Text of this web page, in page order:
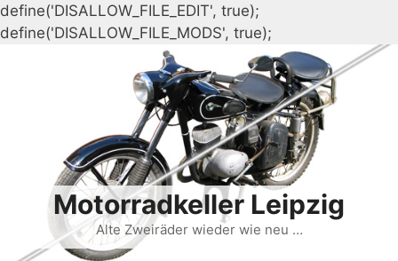
define('DISALLOW_FILE_EDIT', true);
define('DISALLOW_FILE_MODS', true);
Inhalt
springen
Motorradkeller Leipzig
Alte Zweiräder wieder wie neu …